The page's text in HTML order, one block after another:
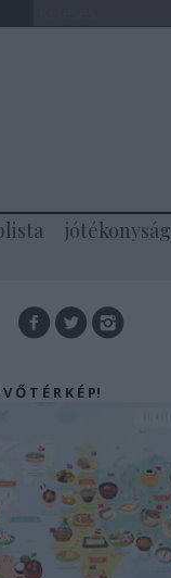
jótékonyság
Ő T É R K É P!